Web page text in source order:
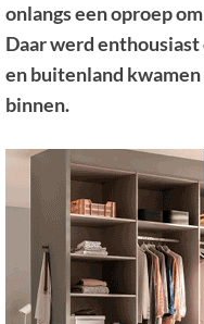
onlangs een oproep
Daar werd
en buitenland
binnen.